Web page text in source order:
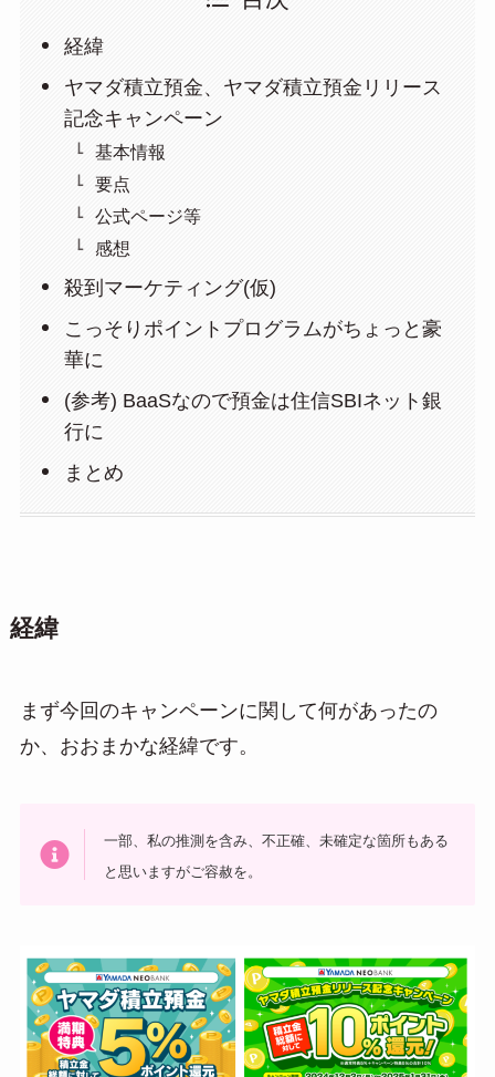
経緯
ヤマダ積立預金、ヤマダ積立預金リリース
記念キャンペーン
基本情報
要点
公式ページ等
感想
殺到マーケティング(仮)
こっそりポイントプログラムがちょっと豪
華に
(参考) BaaSなので預金は住信SBIネット銀
行に
まとめ
経緯
まず今回のキャンペーンに関して何があったの
か、おおまかな経緯です。
一部、私の推測を含み、不正確、未確定な箇所もある
と思いますがご容赦を。